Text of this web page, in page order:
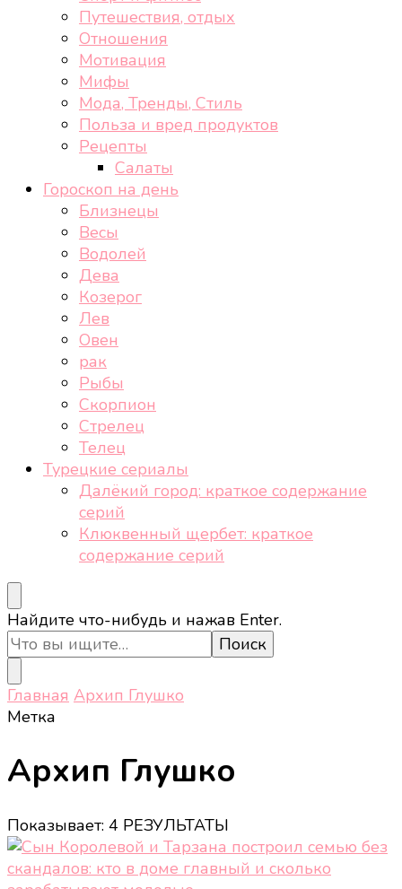
Путешествия, отдых
Отношения
Мотивация
Мифы
Мода, Тренды, Стиль
Польза и вред продуктов
Рецепты
Салаты
Гороскоп на день
Близнецы
Весы
Водолей
Дева
Козерог
Лев
Овен
рак
Рыбы
Скорпион
Стрелец
Телец
Турецкие сериалы
Далёкий город: краткое содержание
серий
Клюквенный щербет: краткое
содержание серий
Ищите
что-
то?
Найдите что-нибудь и нажав Enter.
Главная Архип Глушко
Метка
Архип Глушко
Показывает: 4 РЕЗУЛЬТАТЫ